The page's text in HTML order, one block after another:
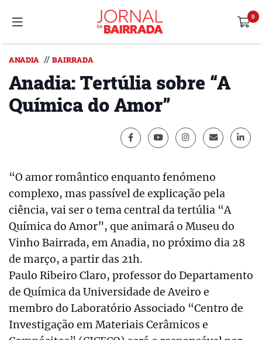
ANADIA // BAIRRADA
Anadia: Tertúlia sobre “A
Química do Amor”
“O amor romântico enquanto fenómeno
complexo, mas passível de explicação pela
ciência, vai ser o tema central da tertúlia “A
Química do Amor”, que animará o Museu do
Vinho Bairrada, em Anadia, no próximo dia 28
de março, a partir das 21h.
Paulo Ribeiro Claro, professor do Departamento
de Química da Universidade de Aveiro e
membro do Laboratório Associado “Centro de
Investigação em Materiais Cerâmicos e